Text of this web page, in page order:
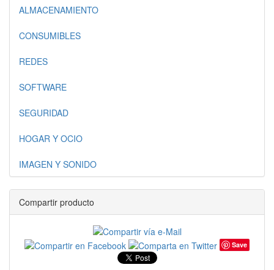
ALMACENAMIENTO
CONSUMIBLES
REDES
SOFTWARE
SEGURIDAD
HOGAR Y OCIO
IMAGEN Y SONIDO
Compartir producto
Save